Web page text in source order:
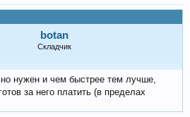
botan
Складчик
нужен и чем быстрее тем лучше,
за него платить (в пределах